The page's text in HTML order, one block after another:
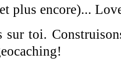
plus encore)...
sur toi.